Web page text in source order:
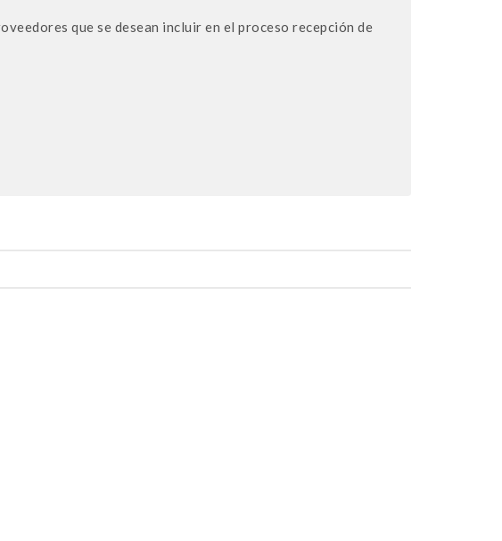
que se desean incluir en el proceso recepción de